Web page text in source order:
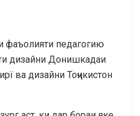
фаъолияти педагогию
дизайни Донишкадаи
ва дизайни Тоҷикистон